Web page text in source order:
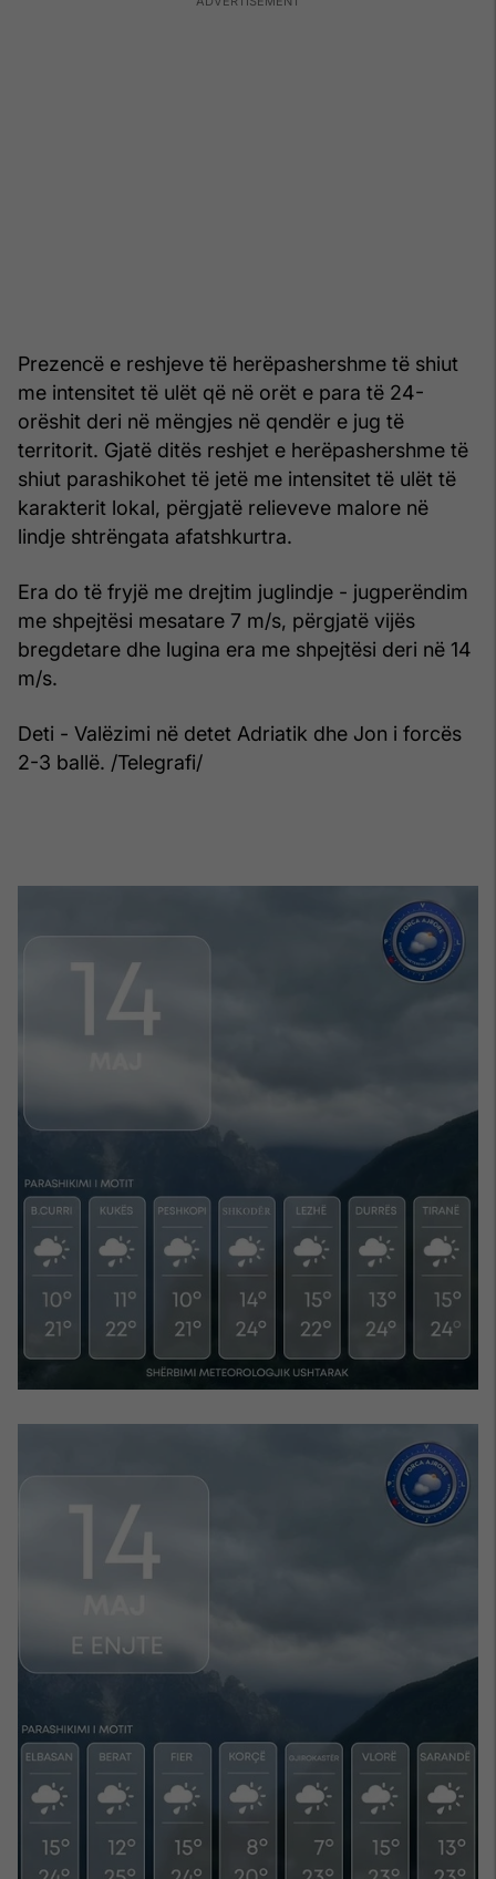
Prezencë e reshjeve të herëpashershme të shiut
me intensitet të ulët që në orët e para të 24-
orëshit deri në mëngjes në qendër e jug të
territorit. Gjatë ditës reshjet e herëpashershme të
shiut parashikohet të jetë me intensitet të ulët të
karakterit lokal, përgjatë relieveve malore në
lindje shtrëngata afatshkurtra.
Era do të fryjë me drejtim juglindje - jugperëndim
me shpejtësi mesatare 7 m/s, përgjatë vijës
bregdetare dhe lugina era me shpejtësi deri në 14
m/s.
Deti - Valëzimi në detet Adriatik dhe Jon i forcës
2-3 ballë. /Telegrafi/